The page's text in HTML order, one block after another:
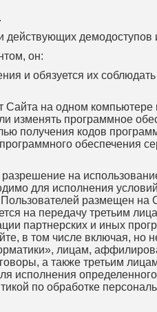
действующих демодоступов
он:
и обязуется их
Сайта на одном компьютере
изменять программное
получения кодов
обеспечения
на
для исполнения
размещен на
на передачу третьим
партнерских и иных
в том числе включая, но
лицам,
а также третьим лицам
исполнения
по обработке